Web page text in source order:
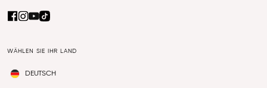
WÄHLEN SIE IHR LAND
DEUTSCH